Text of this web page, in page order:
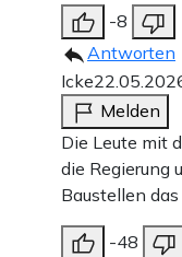
-8
Antworten
Icke
Melden
Die Leute mit
die Regierung
Baustellen
-48